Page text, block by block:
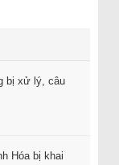
bị xử lý, câu
Hóa bị khai